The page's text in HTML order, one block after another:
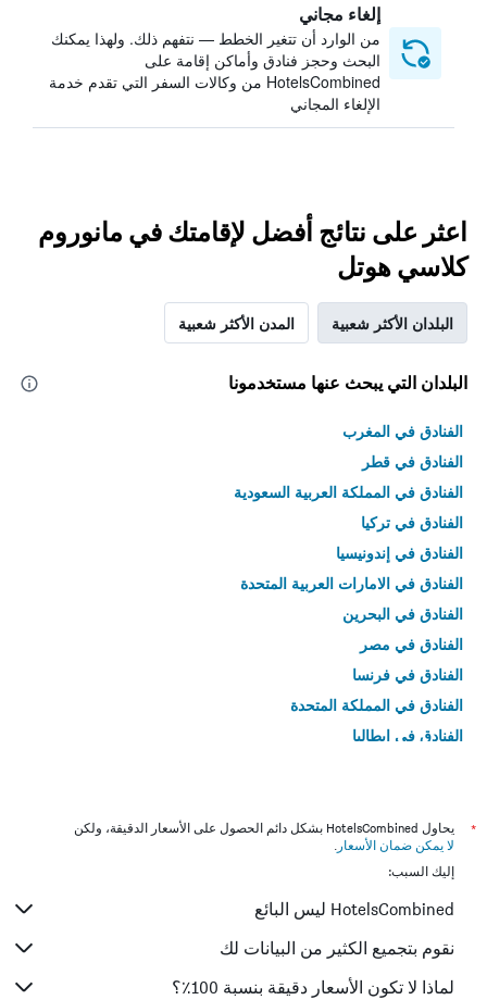
إلغاء مجاني
من الوارد أن تتغير الخطط — نتفهم ذلك. ولهذا يمكنك
البحث وحجز فنادق وأماكن إقامة على
HotelsCombined من وكالات السفر التي تقدم خدمة
الإلغاء المجاني
اعثر على نتائج أفضل لإقامتك في مانوروم
كلاسي هوتل
البلدان الأكثر شعبية المدن الأكثر شعبية
البلدان التي يبحث عنها مستخدمونا
الفنادق في المغرب
الفنادق في قطر
الفنادق في المملكة العربية السعودية
الفنادق في تركيا
الفنادق في إندونيسيا
الفنادق في الامارات العربية المتحدة
الفنادق في البحرين
الفنادق في مصر
الفنادق في فرنسا
الفنادق في المملكة المتحدة
الفنادق في إيطاليا
*
يحاول HotelsCombined بشكل دائم الحصول على الأسعار الدقيقة، ولكن
لا يمكن ضمان الأسعار .
إليك السبب:
HotelsCombined ليس البائع
نقوم بتجميع الكثير من البيانات لك
لماذا لا تكون الأسعار دقيقة بنسبة 100٪؟